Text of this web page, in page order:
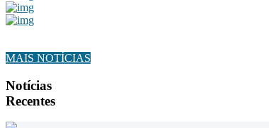
MAIS NOTÍCIAS
Notícias
Recentes